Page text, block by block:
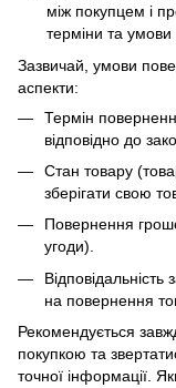
між покупцем і
терміни та
Зазвичай, умови
аспекти:
Термін
відповідно до
Стан товару
зберігати свою
Повернення
угоди).
на повернення
Рекомендується
покупкою та
точної інформації.